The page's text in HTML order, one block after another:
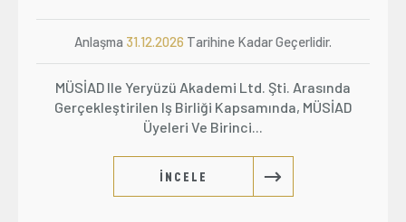
Anlaşma 31.12.2026 Tarihine Kadar Geçerlidir.
MÜSİAD Ile Yeryüzü Akademi Ltd. Şti. Arasında
Gerçekleştirilen Iş Birliği Kapsamında, MÜSİAD
Üyeleri Ve Birinci...
İNCELE